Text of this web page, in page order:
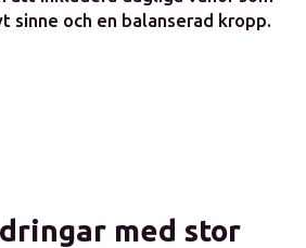
sinne och en balanserad kropp.
med stor